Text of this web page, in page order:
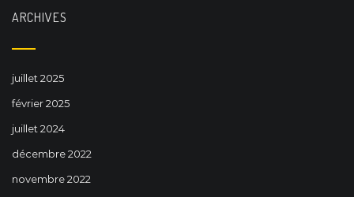
ARCHIVES
juillet 2025
février 2025
juillet 2024
décembre 2022
novembre 2022